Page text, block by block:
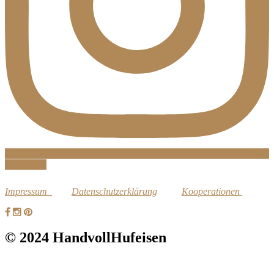
Impressum Datenschutzerklärung Kooperationen
© 2024 HandvollHufeisen